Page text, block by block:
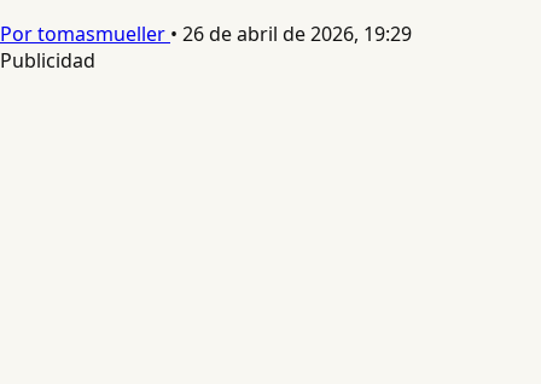
Por tomasmueller • 26 de abril de 2026, 19:29
Publicidad